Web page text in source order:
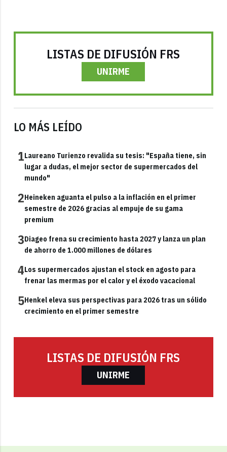
LISTAS DE DIFUSIÓN FRS
UNIRME
LO MÁS LEÍDO
1Laureano Turienzo revalida su tesis: "España tiene, sin
lugar a dudas, el mejor sector de supermercados del
mundo"
2Heineken aguanta el pulso a la inflación en el primer
semestre de 2026 gracias al empuje de su gama
premium
3Diageo frena su crecimiento hasta 2027 y lanza un plan
de ahorro de 1.000 millones de dólares
4Los supermercados ajustan el stock en agosto para
frenar las mermas por el calor y el éxodo vacacional
5Henkel eleva sus perspectivas para 2026 tras un sólido
crecimiento en el primer semestre
LISTAS DE DIFUSIÓN FRS
UNIRME